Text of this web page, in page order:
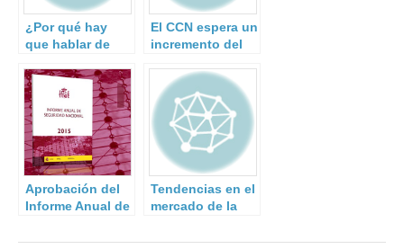
¿Por qué hay
que hablar de
gestión del
riesgo de
desastres?
El CCN espera un
incremento del
ciberataques a la
Administración y
a empresas de
interés
estratégico.
Aprobación del
Informe Anual de
Nacional 2015
Tendencias en el
mercado de la